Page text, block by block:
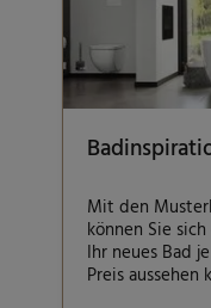
Mit den
können Sie
Ihr neues Bad
Preis aussehen